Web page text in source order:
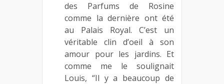
des Parfums de Rosine
comme la dernière ont été
au Palais Royal. C’est un
véritable clin d’oeil à son
amour pour les jardins. Et
comme me le soulignait
Louis, “Il y a beaucoup de